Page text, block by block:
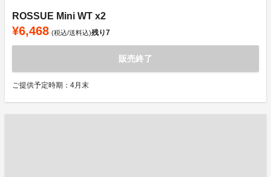
ROSSUE Mini WT x2
¥6,468 (税込/送料込)残り7
販売終了
ご提供予定時期：4月末